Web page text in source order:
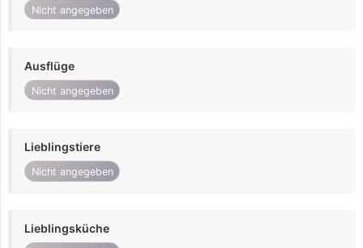
Nicht angegeben
Ausflüge
Nicht angegeben
Lieblingstiere
Nicht angegeben
Lieblingsküche